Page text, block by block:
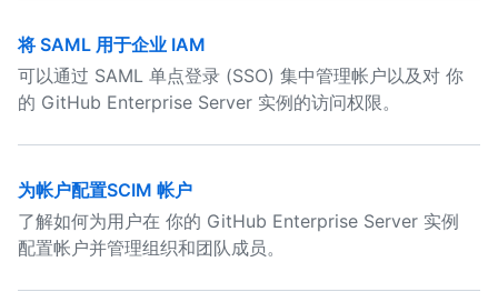
将 SAML 用于企业 IAM
可以通过 SAML 单点登录 (SSO) 集中管理帐户以及对 你
的 GitHub Enterprise Server 实例的访问权限。
为帐户配置SCIM 帐户
了解如何为用户在 你的 GitHub Enterprise Server 实例
配置帐户并管理组织和团队成员。